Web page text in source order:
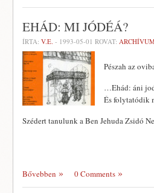
EHÁD: MI JÓDÉÁ?
ÍRTA: V.E. - 1993-05-01 ROVAT:
Pészah az
…Ehád: áni
És folytatódik
Szédert tanulunk a Ben Jehuda Zsidó
Bővebben 0 Comments